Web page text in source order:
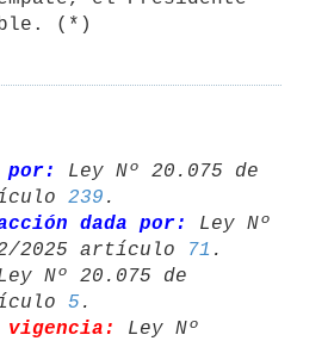
(*)
por:
Ley Nº 20.075 de
239 .
dada por:
Ley Nº
2025 artículo
71
Nº 20.075 de
5 .
vigencia:
Ley Nº